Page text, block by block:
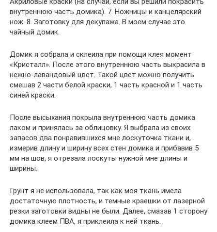
внутреннюю часть домика). 7. Ножницы и канцелярский
нож. 8. Заготовку для декупажа. В моем случае это
чайный домик.
Домик я собрала и склеила при помощи клея момент
«Кристалл». После этого внутреннюю часть выкрасила в
нежно-лавандовый цвет. Такой цвет можно получить
смешав 2 части белой краски, 1 часть красной и 1 часть
синей краски.
После высыхания покрыла внутреннюю часть домика
лаком и принялась за облицовку. Я выбрала из своих
запасов два понравившихся мне лоскуточка ткани и,
измерив длину и ширину всех стен домика и прибавив 5
мм на шов, я отрезала лоскуты нужной мне длины и
ширины.
Грунт я не использовала, так как моя ткань имела
достаточную плотность, и темные краешки от лазерной
резки заготовки видны не были. Далее, смазав 1 сторону
домика клеем ПВА, я приклеила к ней ткань.